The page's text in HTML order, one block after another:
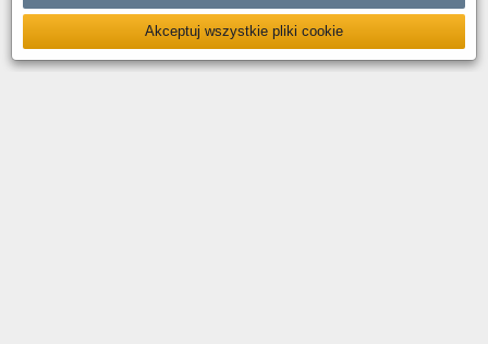
Akceptuj wszystkie pliki cookie